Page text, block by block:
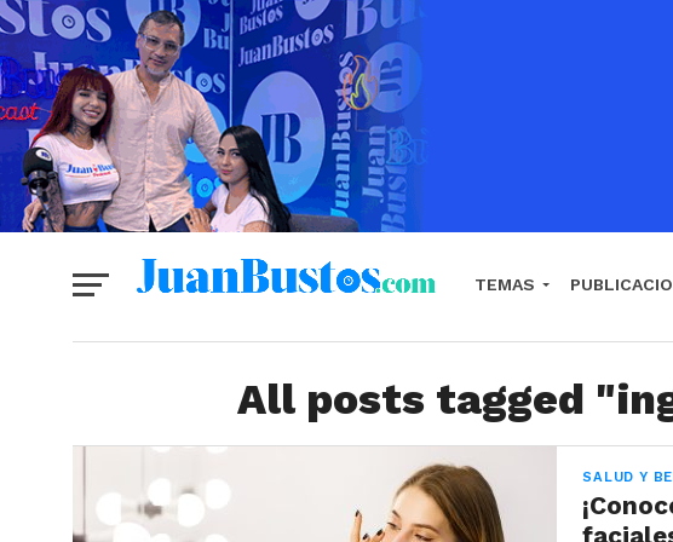
TEMAS
All posts tagged
SALUD Y